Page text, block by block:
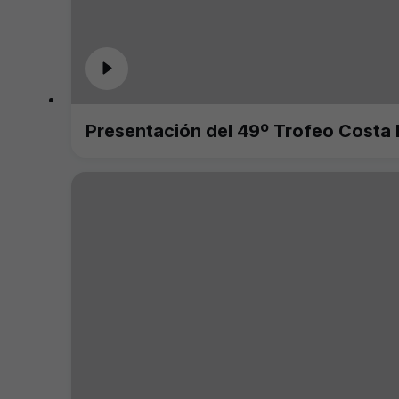
Presentación del 49º Trofeo Costa